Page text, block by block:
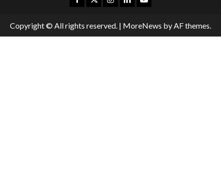
Copyright © All rights reserved. | MoreNews by AF themes.